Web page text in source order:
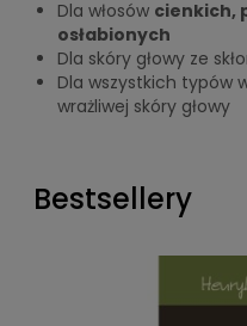
Dla włosów cienkich,
osłabionych
Dla skóry głowy ze
Dla wszystkich typów
wrażliwej skóry głowy
Bestsellery